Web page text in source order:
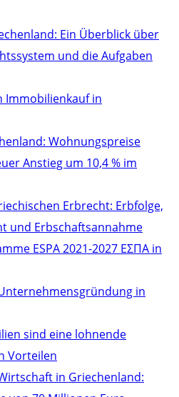
Ein Überblick über
und die Aufgaben
Immobilienkauf in
Wohnungspreise
Anstieg um 10,4 % im
Erbrecht: Erbfolge,
und Erbschaftsannahme
ESPA 2021-2027 ΕΣΠΑ in
in
sind eine lohnende
Vorteilen
in Griechenland: